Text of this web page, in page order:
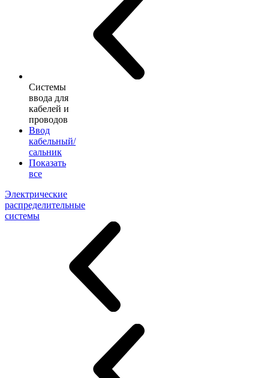
Системы
ввода для
кабелей и
проводов
Ввод
кабельный/
сальник
Показать
все
Электрические
распределительные
системы